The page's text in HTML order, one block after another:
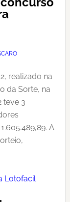
realizado na
da Sorte, na
teve 3
A
Lotofacil